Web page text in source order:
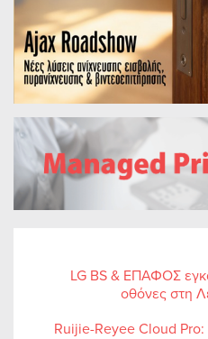
LG BS & ΕΠΑΦΟΣ
οθόνες στη
Ruijie-Reyee Cloud Pro: